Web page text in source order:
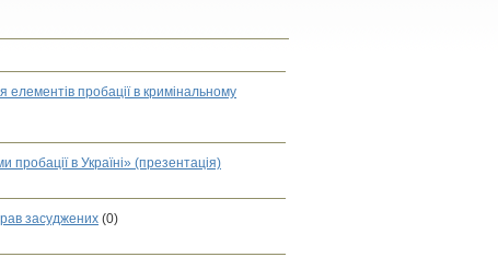
елементів пробації в кримінальному
в Україні» (презентація)
засуджених (0)